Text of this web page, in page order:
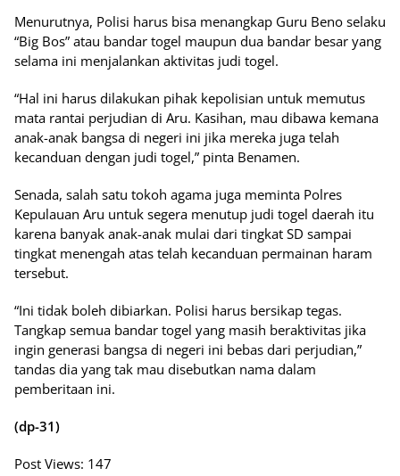
Menurutnya, Polisi harus bisa menangkap Guru Beno selaku
“Big Bos” atau bandar togel maupun dua bandar besar yang
selama ini menjalankan aktivitas judi togel.
“Hal ini harus dilakukan pihak kepolisian untuk memutus
mata rantai perjudian di Aru. Kasihan, mau dibawa kemana
anak-anak bangsa di negeri ini jika mereka juga telah
kecanduan dengan judi togel,” pinta Benamen.
Senada, salah satu tokoh agama juga meminta Polres
Kepulauan Aru untuk segera menutup judi togel daerah itu
karena banyak anak-anak mulai dari tingkat SD sampai
tingkat menengah atas telah kecanduan permainan haram
tersebut.
“Ini tidak boleh dibiarkan. Polisi harus bersikap tegas.
Tangkap semua bandar togel yang masih beraktivitas jika
ingin generasi bangsa di negeri ini bebas dari perjudian,”
tandas dia yang tak mau disebutkan nama dalam
pemberitaan ini.
(dp-31)
Post Views: 147